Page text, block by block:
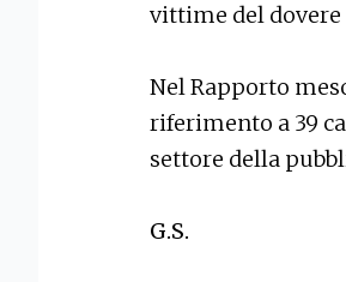
vittime del
Nel Rapporto
riferimento a 39
settore della
G.S.